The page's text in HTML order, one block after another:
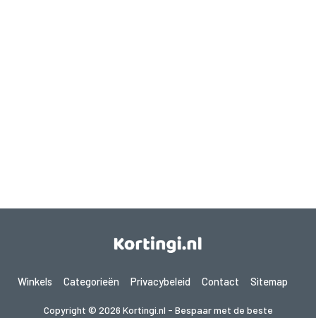
Winkels Categorieën Privacybeleid Contact Sitemap
Copyright © 2026 Kortingi.nl - Bespaar met de beste